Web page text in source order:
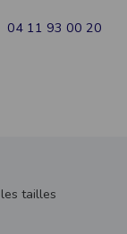
04 11 93 00 20
tailles